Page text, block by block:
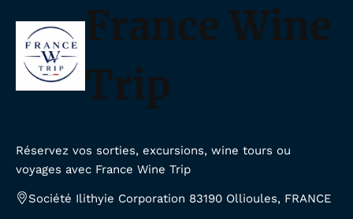
France Wine
Trip
Réservez vos sorties, excursions, wine tours ou
voyages avec France Wine Trip
Société Ilithyie Corporation 83190 Ollioules, FRANCE